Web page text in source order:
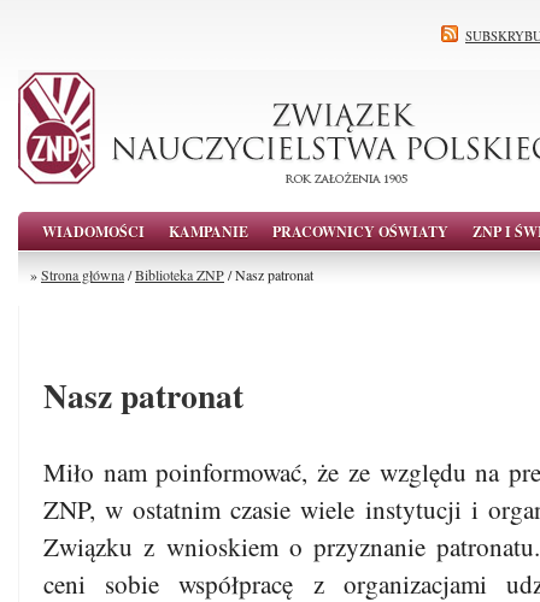
WIADOMOŚCI KAMPANIE PRACOWNICY OŚWIATY ZNP I
»Strona główna/Biblioteka ZNP/ Nasz patronat
Nasz patronat
Miło nam poinformować, że ze względu na
ZNP, w ostatnim czasie wiele instytucji i
Związku z wnioskiem o przyznanie
ceni sobie współpracę z organizacjami